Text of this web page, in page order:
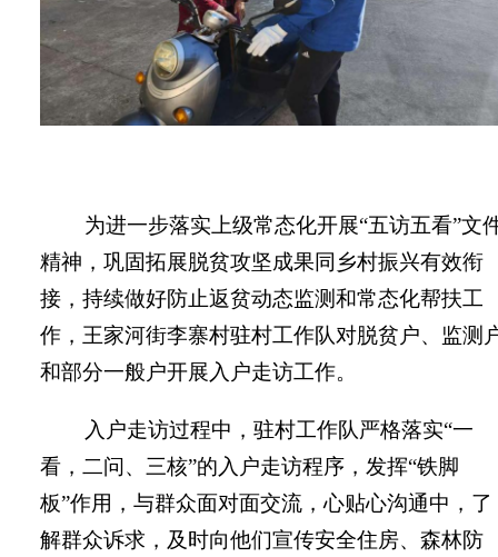
为进一步落实上级常态化开展“五访五看”文
精神，巩固拓展脱贫攻坚成果同乡村振兴有效衔
接，持续做好防止返贫动态监测和常态化帮扶工
作， 王家河街李寨村驻村工作队对脱贫户、监测
和部分一般户开展入户走访工作。
入户走访过程中，驻村工作队严格落实“一
看，二问、三核”的入户走访程序，发挥“铁脚
板”作用，与群众面对面交流，心贴心沟通中，了
解群众诉求，及时向他们宣传安全住房、森林防